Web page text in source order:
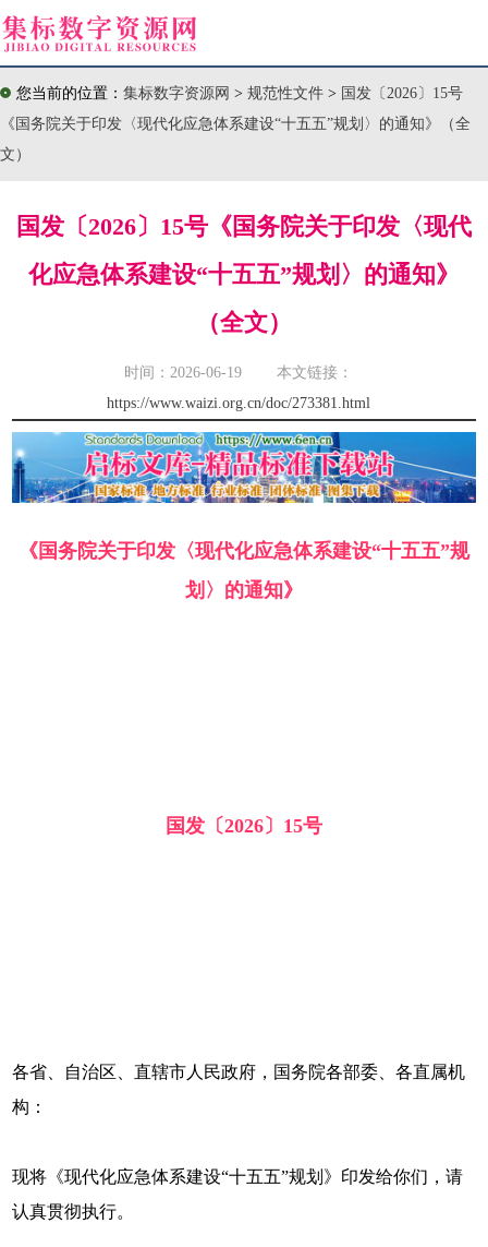
您当前的位置： 集标数字资源网 > 规范性文件 > 国发〔2026〕15号
《国务院关于印发〈现代化应急体系建设“十五五”规划〉的通知》（全
文）
国发〔2026〕15号《国务院关于印发〈现代
化应急体系建设“十五五”规划〉的通知》
（全文）
时间：2026-06-19 本文链接：
https://www.waizi.org.cn/doc/273381.html
《国务院关于印发〈现代化应急体系建设“十五五”规
划〉的通知》
国发〔2026〕15号
各省、自治区、直辖市人民政府，国务院各部委、各直属机
构：
现将《现代化应急体系建设“十五五”规划》印发给你们，请
认真贯彻执行。